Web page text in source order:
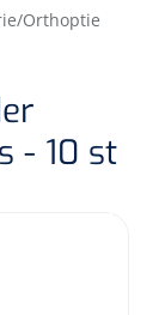
Orthoptie
- 10 st